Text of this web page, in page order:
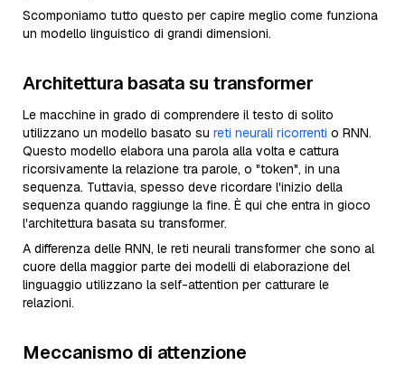
Scomponiamo tutto questo per capire meglio come funziona
un modello linguistico di grandi dimensioni.
Architettura basata su transformer
Le macchine in grado di comprendere il testo di solito
utilizzano un modello basato su reti neurali ricorrenti o RNN.
Questo modello elabora una parola alla volta e cattura
ricorsivamente la relazione tra parole, o "token", in una
sequenza. Tuttavia, spesso deve ricordare l'inizio della
sequenza quando raggiunge la fine. È qui che entra in gioco
l'architettura basata su transformer.
A differenza delle RNN, le reti neurali transformer che sono al
cuore della maggior parte dei modelli di elaborazione del
linguaggio utilizzano la self-attention per catturare le
relazioni.
Meccanismo di attenzione